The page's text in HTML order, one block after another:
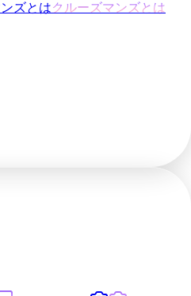
ズとはクルーズマンズとは